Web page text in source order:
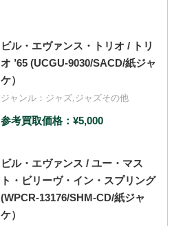
ビル・エヴァンス・トリオ / トリ
オ ’65 (UCGU-9030/SACD/紙ジャ
ケ）
ジャンル： ジャズ ジャズその他
参考買取価格：¥5,000
ビル・エヴァンス / ユー・マス
ト・ビリーヴ・イン・スプリング
(WPCR-13176/SHM-CD/紙ジャ
ケ）